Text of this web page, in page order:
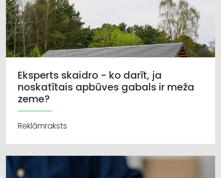
Eksperts skaidro - ko darīt, ja
noskatītais apbūves gabals ir meža
zeme?
Reklāmraksts